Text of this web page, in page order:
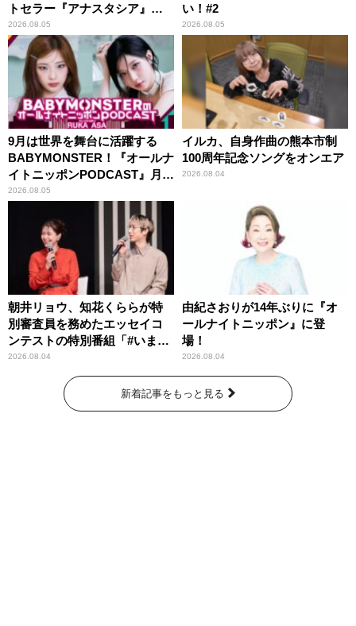
トセラー『アナスタシア』を
紹介
2026.08.05
い！#2
2026.08.05
9月は世界を舞台に活躍する
BABYMONSTER！『オールナ
イトニッポンPODCAST』月替
わりパーソナリティ
2026.08.05
イルカ、自身作曲の熊本市制
100周年記念ソングをオンエア
2026.08.04
朝井リョウ、知花くららが特
別審査員を務めたエッセイコ
ンテストの特別番組「#いまあ
なたに伝えたいこと」
2026.08.04
由紀さおりが14年ぶりに『オ
ールナイトニッポン』に登
場！
2026.08.04
新着記事をもっと見る